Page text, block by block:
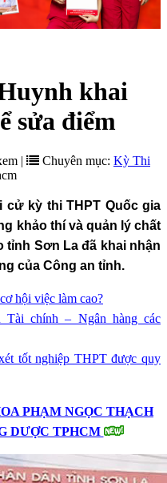
khai
sửa điểm
| Chuyên mục: Kỳ Thi
kỳ thi THPT Quốc gia
khảo thí và quản lý chất
tỉnh Sơn La đã khai nhận
của Công an tỉnh.
hội việc làm cao?
Tài chính – Ngân hàng các
tốt nghiệp THPT được quy
PHẠM NGỌC THẠCH
DƯỢC TPHCM